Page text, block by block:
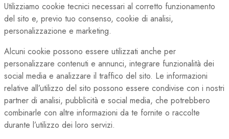
Utilizziamo cookie tecnici necessari al corretto funzionamento
del sito e, previo tuo consenso, cookie di analisi,
personalizzazione e marketing.
Alcuni cookie possono essere utilizzati anche per
personalizzare contenuti e annunci, integrare funzionalità dei
social media e analizzare il traffico del sito. Le informazioni
relative all’utilizzo del sito possono essere condivise con i nostri
partner di analisi, pubblicità e social media, che potrebbero
combinarle con altre informazioni da te fornite o raccolte
durante l’utilizzo dei loro servizi.